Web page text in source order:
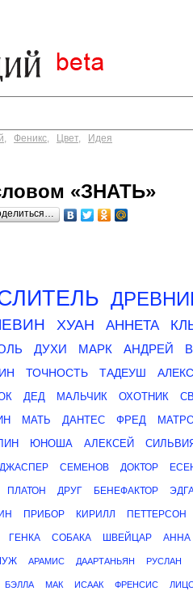
, Феникс, Цвет, Идея
«ЗНАТЬ»
ХУАН АННЕТА
ДУХИ МАРК АНДРЕЙ
ТОЧНОСТЬ ТАДЕУШ
ДЕД МАЛЬЧИК ОХОТНИК
МАТЬ ДАНТЕС ФРЕД
ЮНОША АЛЕКСЕЙ
ДЖАСПЕР СЕМЕНОВ ДОКТОР
ПЛАТОН ДРУГ БЕНЕФАКТОР
ПРИБОР КИРИЛЛ ПЕТТЕРСОН
ГЕНКА СОБАКА ШВЕЙЦАР АННА
АРАМИС ДААРТАНЬЯН РУСЛАН
БЭЛЛА МАК ИСААК ФРЕНСИС